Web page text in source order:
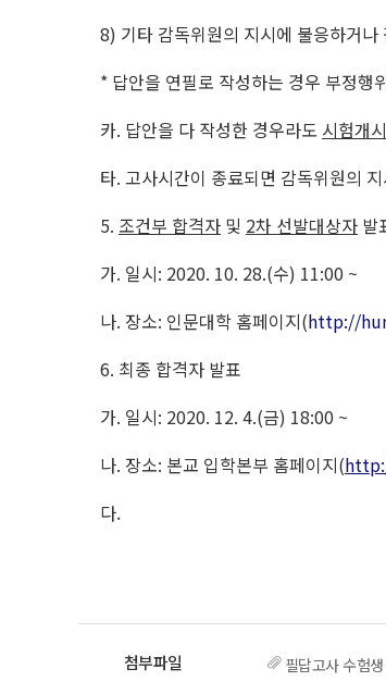
8) 기타 감독위원의 지시에 불응하거
* 답안을 연필로 작성하는 경우 부정행
카. 답안을 다 작성한 경우라도 시험개
타. 고사시간이 종료되면 감독위원의
5. 조건부 합격자 및 2차 선발대상자 발
가. 일시: 2020. 10. 28.(수) 11:00 ~
나. 장소: 인문대학 홈페이지(http://
6. 최종 합격자 발표
가. 일시: 2020. 12. 4.(금) 18:00 ~
나. 장소: 본교 입학본부 홈페이지(
다.
필답고사 수험